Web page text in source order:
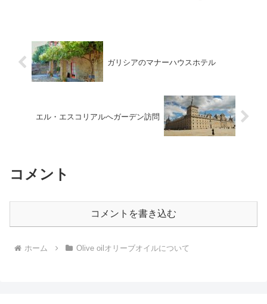
ガリシアのマナーハウスホテル
エル・エスコリアルへガーデン訪問
コメント
コメントを書き込む
ホーム Olive oilオリーブオイルについて